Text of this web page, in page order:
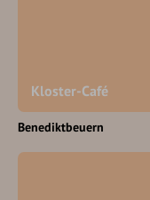
Kloster-Café
Benediktbeuern